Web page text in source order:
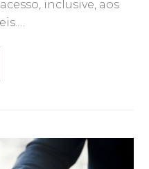
inclusive, aos